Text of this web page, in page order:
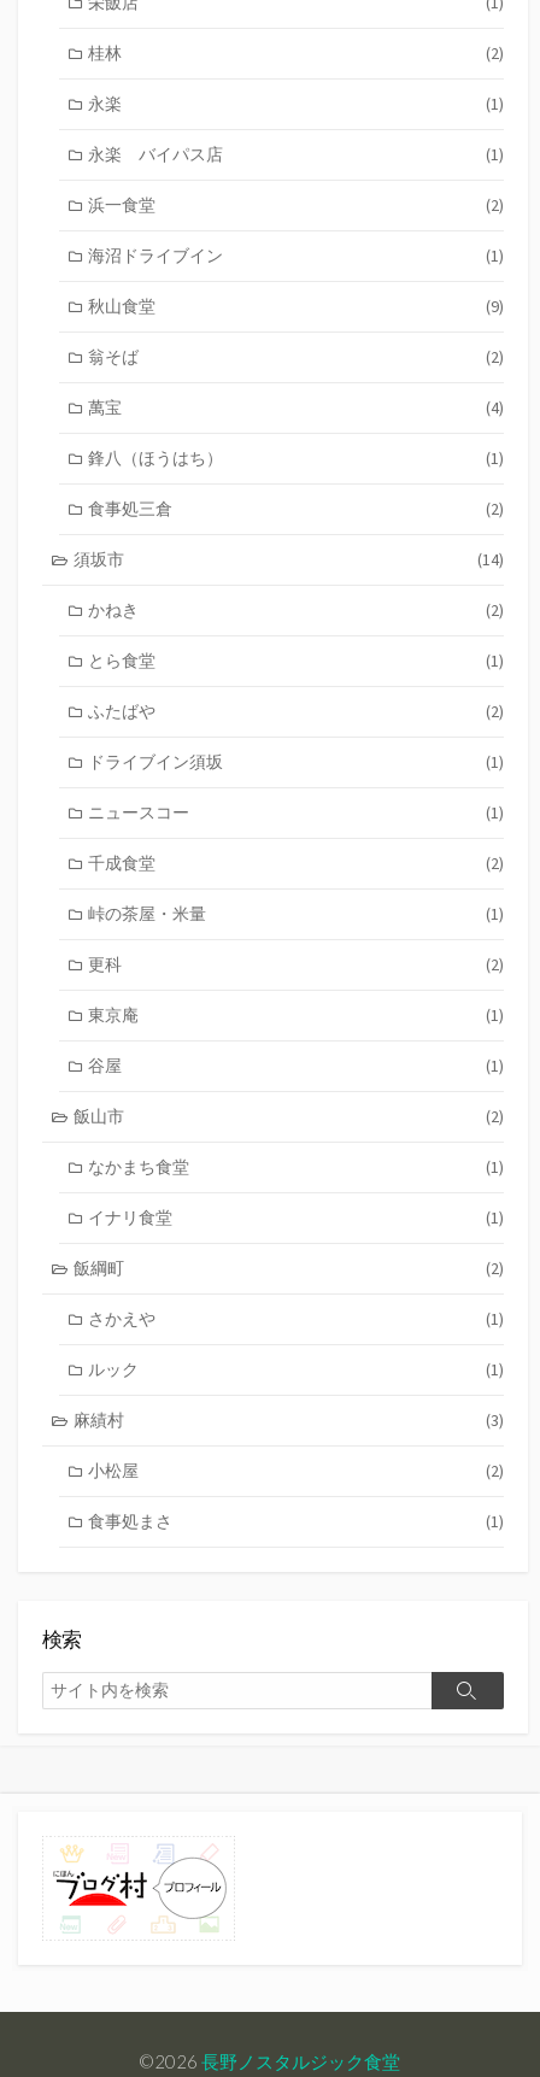
桂林 (2)
永楽 (1)
永楽 バイパス店 (1)
浜一食堂 (2)
海沼ドライブイン (1)
秋山食堂 (9)
翁そば (2)
萬宝 (4)
鋒八（ほうはち） (1)
食事処三倉 (2)
須坂市 (14)
かねき (2)
とら食堂 (1)
ふたばや (2)
ドライブイン須坂 (1)
ニュースコー (1)
千成食堂 (2)
峠の茶屋・米量 (1)
更科 (2)
東京庵 (1)
谷屋 (1)
飯山市 (2)
なかまち食堂 (1)
イナリ食堂 (1)
飯綱町 (2)
さかえや (1)
ルック (1)
麻績村 (3)
小松屋 (2)
食事処まさ (1)
検索
検
索
検
©2026 長野ノスタルジック食堂